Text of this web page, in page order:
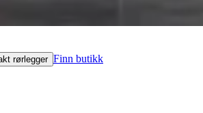
rørlegger Finn butikk